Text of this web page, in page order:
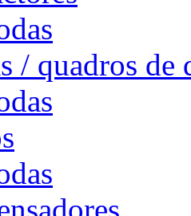
/ quadros de